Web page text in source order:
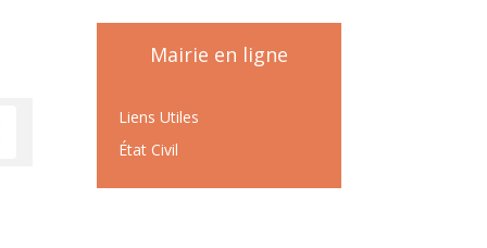
Mairie en ligne
Liens Utiles
État Civil